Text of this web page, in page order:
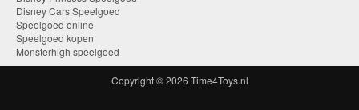
Disney Cars Speelgoed
Speelgoed online
Speelgoed kopen
Monsterhigh speelgoed
Copyright © 2026 Time4Toys.nl